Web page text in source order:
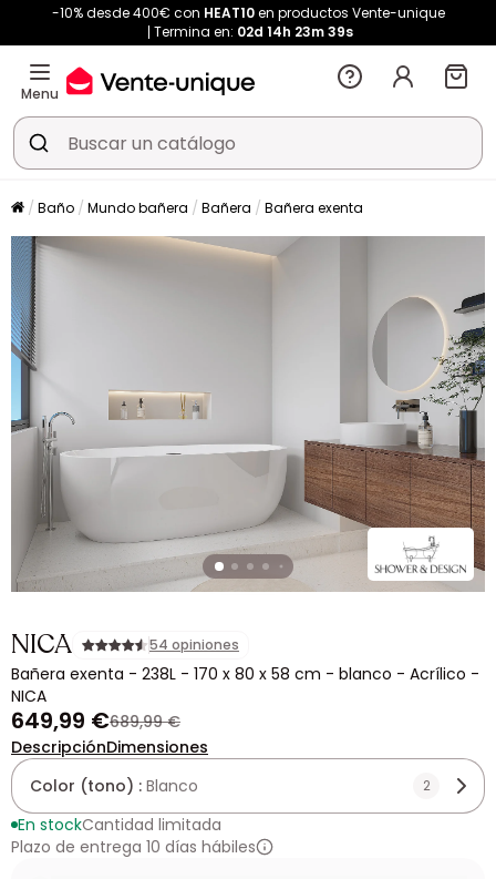
-10% desde 400€ con HEAT10en productos Vente-unique
Termina en: 02d 14h 23m 38s
Menu
Baño Mundo bañera Bañera Bañera exenta
NICA 54 opiniones
Bañera exenta - 238L - 170 x 80 x 58 cm - blanco - Acrílico -
NICA
649,99 €689,99 €
DescripciónDimensiones
Color (tono) : Blanco 2
En stockCantidad limitada
Plazo de entrega 10 días hábiles